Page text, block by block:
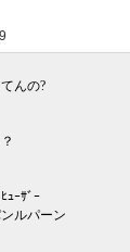
んの?
ｭｰｻﾞｰ
ルパーン